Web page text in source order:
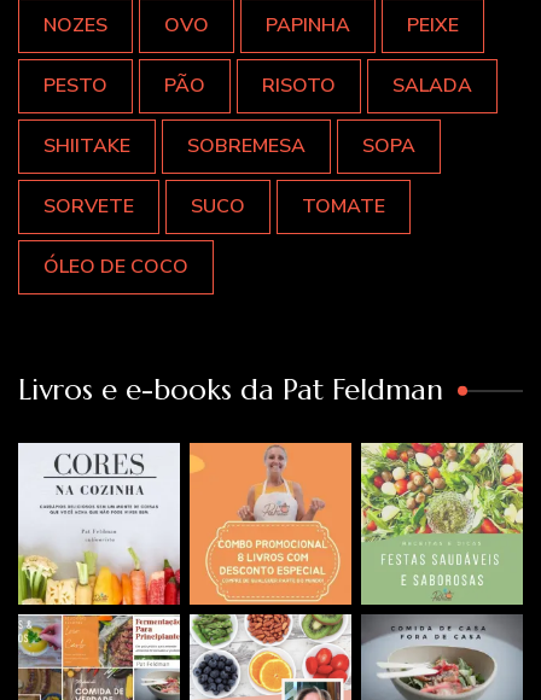
NOZES OVO PAPINHA PEIXE
PESTO PÃO RISOTO SALADA
SHIITAKE SOBREMESA SOPA
SORVETE SUCO TOMATE
ÓLEO DE COCO
Livros e e-books da Pat Feldman